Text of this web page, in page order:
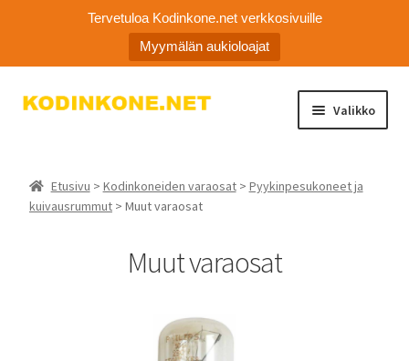
Tervetuloa Kodinkone.net verkkosivuille
Myymälän aukioloajat
Siirry
Siirry
Valikko
tason
Ota yhteyttä
Etusivu > Kodinkoneiden varaosat> Pyykinpesukoneet ja
kuivausrummut > Muut varaosat
Muut varaosat